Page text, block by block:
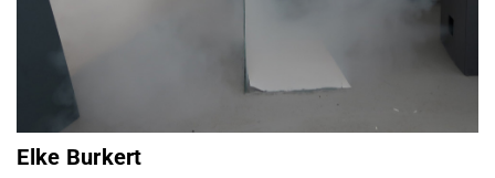
Elke Burkert